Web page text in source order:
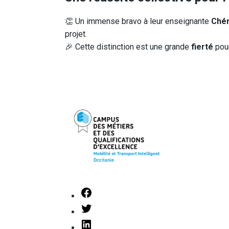
👏 Un immense bravo à leur enseignante
projet.
🎉 Cette distinction est une grandefierté